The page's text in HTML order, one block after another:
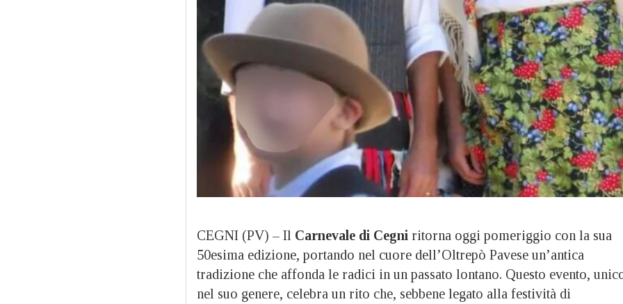
CEGNI (PV) – Il Carnevale di Cegni ritorna oggi pomeriggio con la sua
50esima edizione, portando nel cuore dell’Oltrepò Pavese un’antica
tradizione che affonda le radici in un passato lontano. Questo evento,
nel suo genere, celebra un rito che, sebbene legato alla festività di